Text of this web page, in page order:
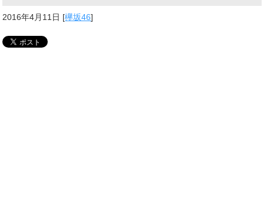
2016年4月11日 [欅坂46]